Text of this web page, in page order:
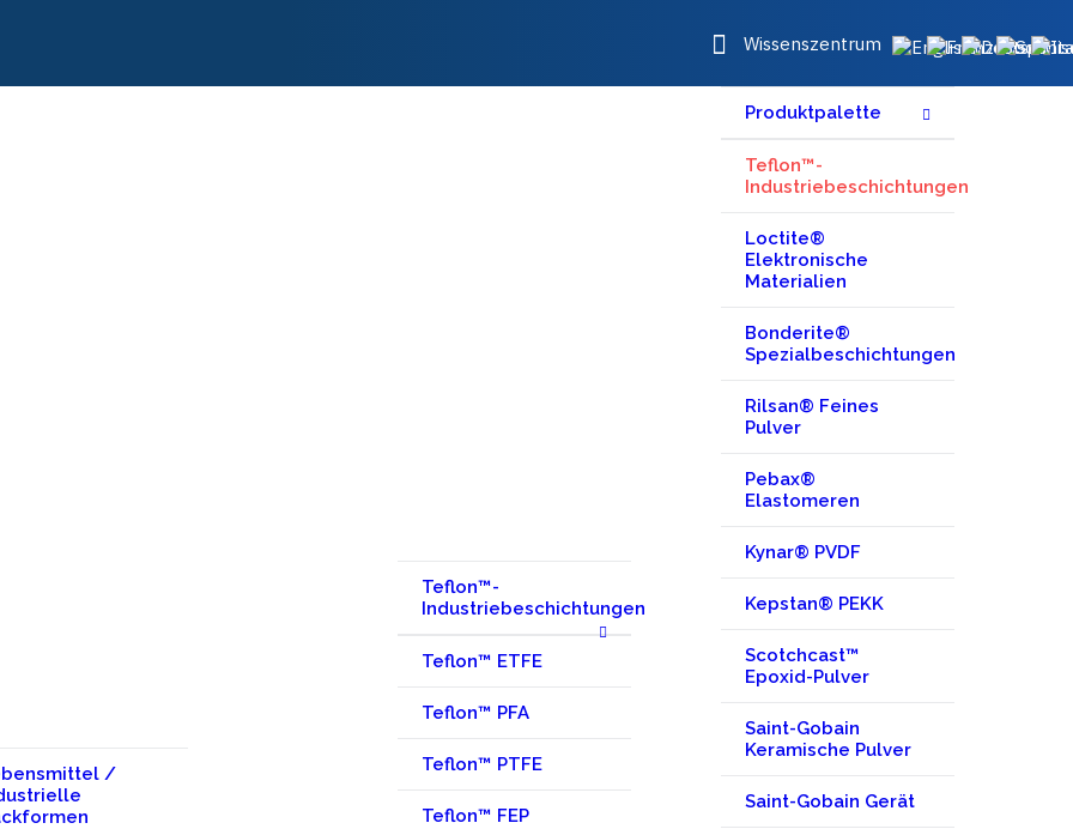
Wissenszentrum
/
Teflon™-
Industriebeschichtungen
Teflon™ ETFE
Teflon™ PFA
Teflon™ PTFE
Teflon™ FEP
Produktpalette
Teflon™-
Industriebeschichtungen
Loctite®
Elektronische
Materialien
Bonderite®
Spezialbeschichtungen
Rilsan® Feines
Pulver
Pebax®
Elastomeren
Kynar® PVDF
Kepstan® PEKK
Scotchcast™
Epoxid-Pulver
Saint-Gobain
Keramische Pulver
Saint-Gobain Gerät